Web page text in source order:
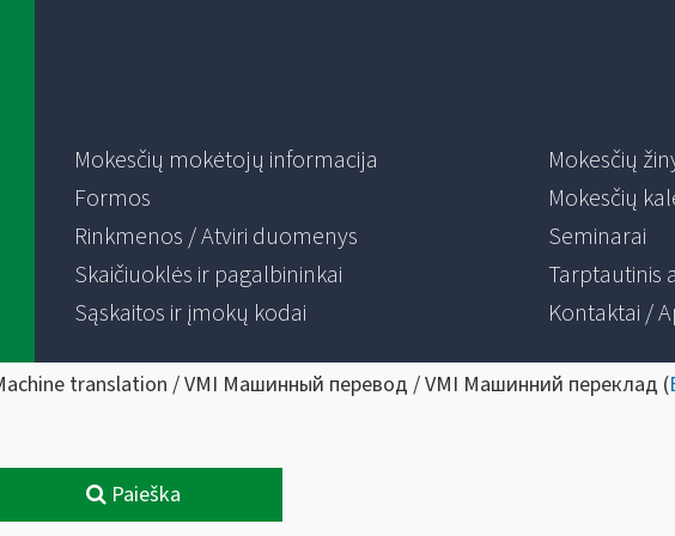
Mokesčių mokėtojų informacija
Formos
Rinkmenos / Atviri duomenys
Skaičiuoklės ir pagalbininkai
Sąskaitos ir įmokų kodai
Mokesčių
Mokesčių
Seminarai
Tarptautinis
Kontaktai /
translation / VMI Машинный перевод / VMI Машинний переклад (
Paieška